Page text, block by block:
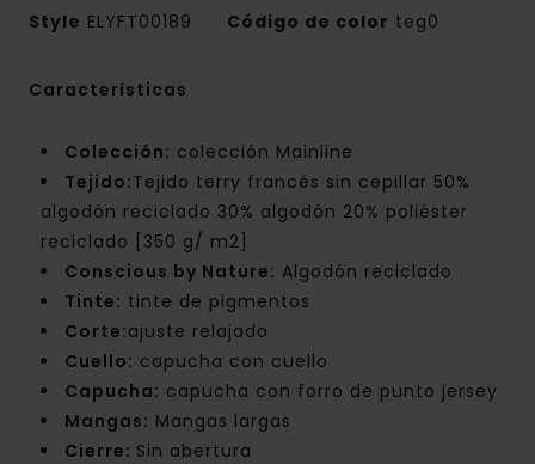
Style ELYFT00189 Código de color teg0
Características
Colección: colección Mainline
Tejido:Tejido terry francés sin cepillar 50%
algodón reciclado 30% algodón 20% poliéster
reciclado [350 g/ m2]
Conscious by Nature: Algodón reciclado
Tinte: tinte de pigmentos
Corte:ajuste relajado
Cuello: capucha con cuello
Capucha: capucha con forro de punto jersey
Mangas: Mangas largas
Cierre: Sin abertura